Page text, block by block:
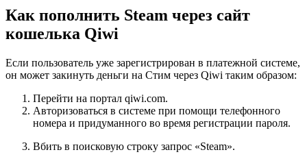
Как пополнить Steam через сайт
кошелька Qiwi
Если пользователь уже зарегистрирован в платежной системе,
он может закинуть деньги на Стим через Qiwi таким образом:
Перейти на портал qiwi.com.
Авторизоваться в системе при помощи телефонного
номера и придуманного во время регистрации пароля.
Вбить в поисковую строку запрос «Steam».